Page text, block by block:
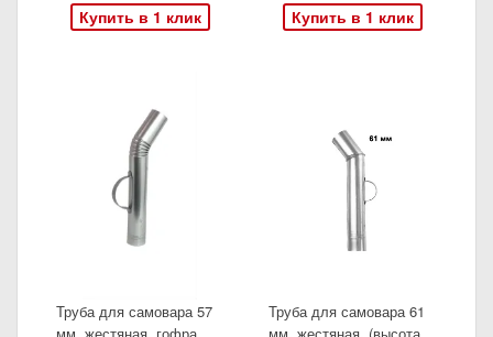
Купить в 1 клик
Купить в 1 клик
Труба для самовара 57
Труба для самовара 61